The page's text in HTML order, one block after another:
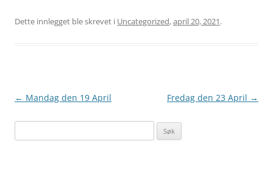
Dette innlegget ble skrevet i Uncategorized,april 20, 2021.
Innleggsnavigasjon
← Mandag den 19 April Fredag den 23 April →
ø